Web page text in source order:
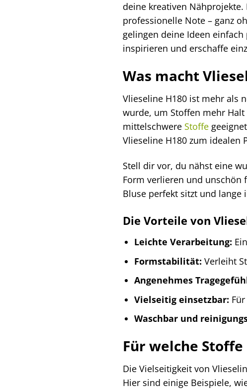
deine kreativen
professionelle Note – ganz
gelingen deine Ideen
inspirieren und erschaffe
Was macht
Vlieseline H180 ist mehr als
wurde, um Stoffen mehr
mittelschwere Stoffe
Vlieseline H180 zum idealen
Stell dir vor, du nähst eine
Form verlieren und unschön
Bluse perfekt sitzt und lange
Die Vorteile von
Leichte Verarbeitung:
Formstabilität: Verleiht
Angenehmes
Vielseitig einsetzbar:
Waschbar und
Für welche
Die Vielseitigkeit von
Hier sind einige Beispiele,